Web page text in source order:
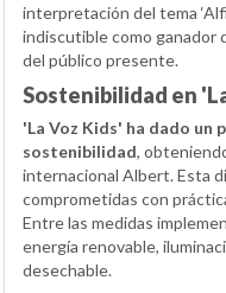
interpretación del tema
indiscutible como ganador
del público presente.
Sostenibilidad en
'La Voz Kids' ha dado un
sostenibilidad,
internacional Albert. Esta
comprometidas con
Entre las medidas
energía renovable,
desechable.